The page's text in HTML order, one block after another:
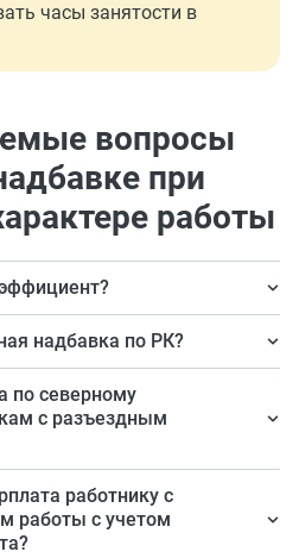
часы занятости в
вопросы
при
работы
для районов с особыми
работающих на таких
надбавка по РК?
исполняют
функцию, для которых
по северному
с разъездным
исполняют трудовую
районов.
работнику с
работы с учетом